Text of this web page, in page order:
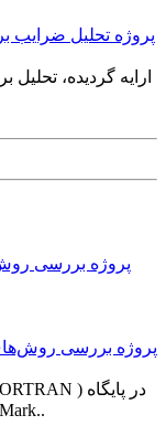
پروژه تحلیل ضرایب
پروژه بررسی
علوم محاسباتی ایران و مرکز آموزش سایت Mark..